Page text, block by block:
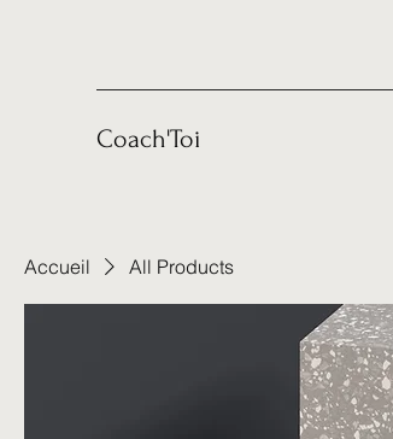
Coach'Toi
Accueil All Products